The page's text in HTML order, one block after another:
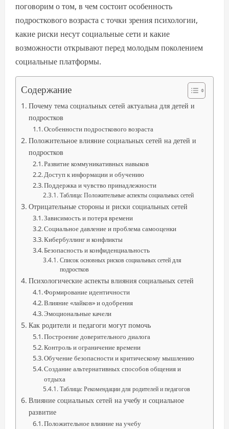
поговорим о том, в чем состоит особенность
подросткового возраста с точки зрения психологии,
какие риски несут социальные сети и какие
возможности открывают перед молодым поколением
социальные платформы.
Содержание
Почему тема социальных сетей актуальна для детей и
подростков
Особенности подросткового возраста
Положительное влияние социальных сетей на детей и
подростков
Развитие коммуникативных навыков
Доступ к информации и обучению
Поддержка и чувство принадлежности
Таблица: Положительные аспекты социальных сетей
Отрицательные стороны и риски социальных сетей
Зависимость и потеря времени
Социальное давление и проблема самооценки
Кибербуллинг и конфликты
Безопасность и конфиденциальность
Список основных рисков социальных сетей для
подростков
Психологические аспекты влияния социальных сетей
Формирование идентичности
Влияние «лайков» и одобрения
Эмоциональные качели
Как родители и педагоги могут помочь
Построение доверительного диалога
Контроль и ограничение времени
Обучение безопасности и критическому мышлению
Создание альтернативных способов общения и
отдыха
Таблица: Рекомендации для родителей и педагогов
Влияние социальных сетей на учебу и социальное
развитие
Положительное влияние на учебу